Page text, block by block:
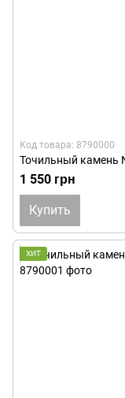
Код товара: 8790000
Точильный камень
1 550 грн
Купить
ХИТ